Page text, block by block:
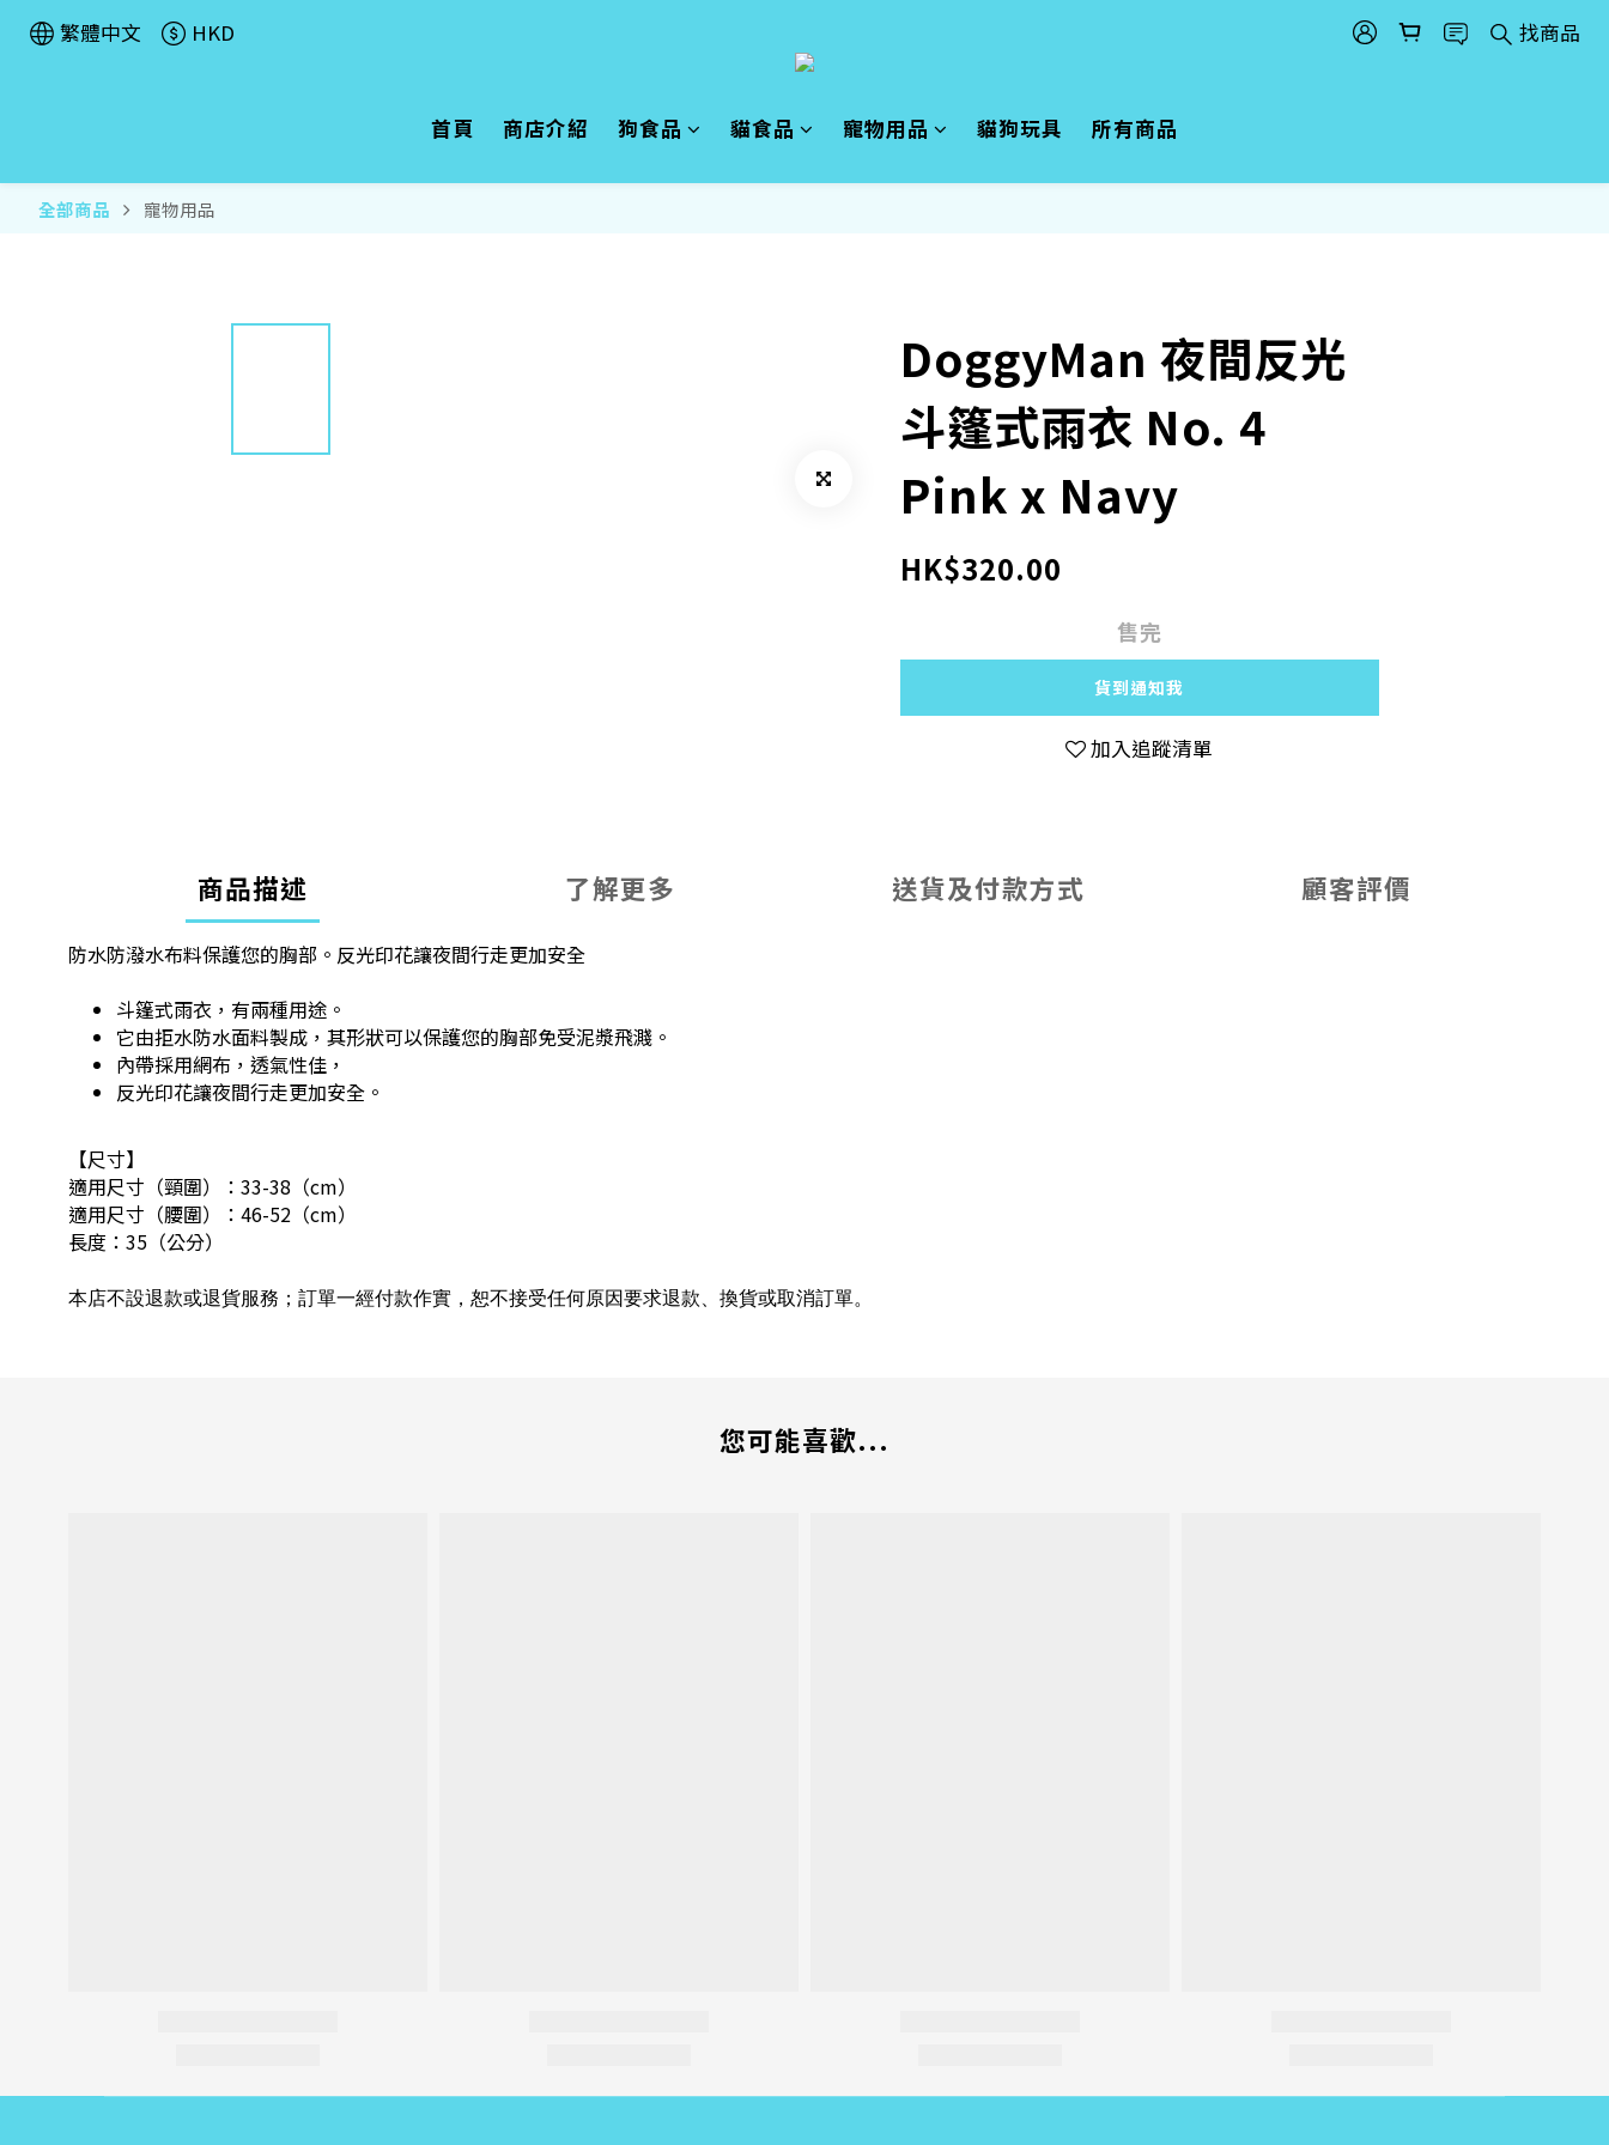
繁體中文 HKD 找商品
首頁 商店介紹 狗食品 貓食品 寵物用品 貓狗玩具 所有商品
全部商品 寵物用品
DoggyMan 夜間反光
斗篷式雨衣 No. 4
Pink x Navy
HK$320.00
售完
貨到通知我
加入追蹤清單
商品描述 了解更多 送貨及付款方式 顧客評價
防水防潑水布料保護您的胸部。反光印花讓夜間行走更加安全
斗篷式雨衣，有兩種用途。
它由拒水防水面料製成，其形狀可以保護您的胸部免受泥漿飛濺。
內帶採用網布，透氣性佳，
反光印花讓夜間行走更加安全。
【尺寸】
適用尺寸（頸圍）：33-38（cm）
適用尺寸（腰圍）：46-52（cm）
長度：35（公分）
本店不設退款或退貨服務；訂單一經付款作實，恕不接受任何原因要求退款、換貨或取消訂單。
您可能喜歡...